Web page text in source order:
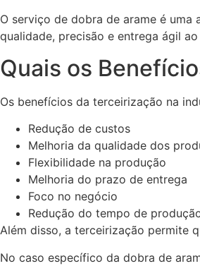
O serviço de dobra de arame é
qualidade, precisão e entrega ágil
Quais os
Os benefícios da terceirização na
Redução de custos
Melhoria da qualidade dos
Flexibilidade na produção
Melhoria do prazo de entrega
Foco no negócio
Redução do tempo de
Além disso, a terceirização permite
No caso específico da dobra de